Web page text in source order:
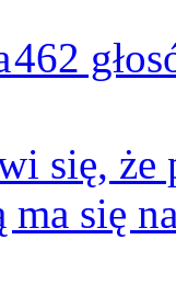
462
się, że
ma się